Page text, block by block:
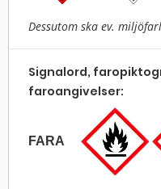
Dessutom ska ev.
Signalord,
faroangivelser:
FARA